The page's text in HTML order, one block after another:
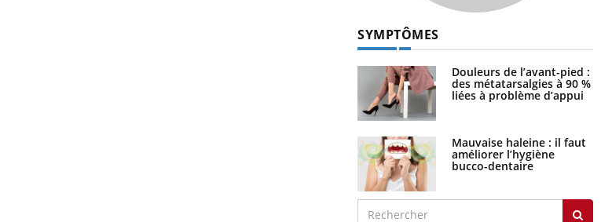
SYMPTÔMES
Douleurs de l’avant-pied :
des métatarsalgies à 90 %
liées à problème d’appui
Mauvaise haleine : il faut
améliorer l’hygiène
bucco-dentaire